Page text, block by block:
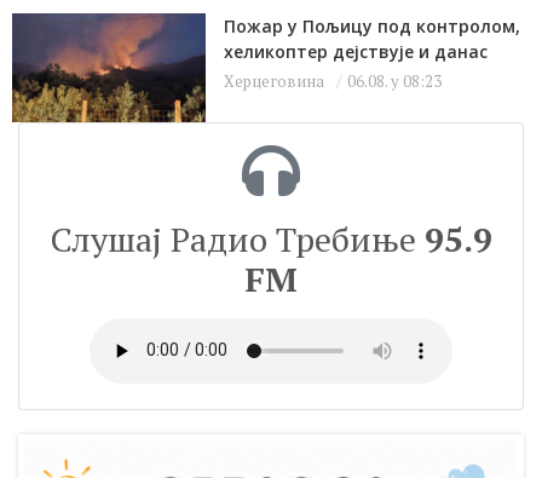
Пожар у Пољицу под контролом,
хеликоптер дејствује и данас
Херцеговина 06.08. у 08:23
Слушај Радио Требиње 95.9
FM